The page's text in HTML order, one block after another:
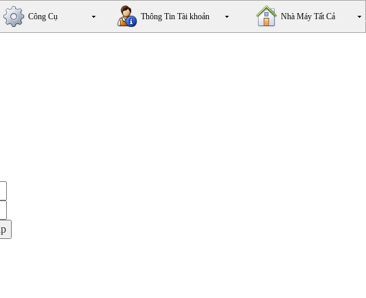
Công Cụ Thông Tin Tài khoản Nhà Máy Tất Cả